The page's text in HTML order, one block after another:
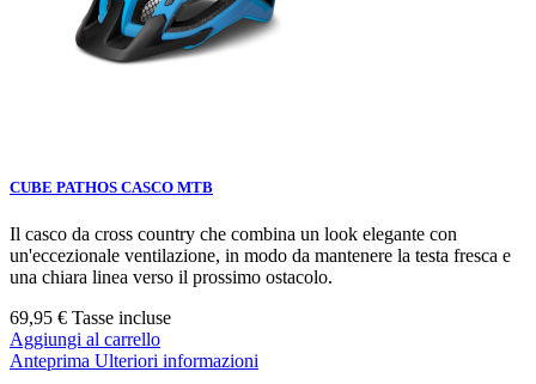
CUBE PATHOS CASCO MTB
Il casco da cross country che combina un look elegante con
un'eccezionale ventilazione, in modo da mantenere la testa fresca e
una chiara linea verso il prossimo ostacolo.
69,95 € Tasse incluse
Aggiungi al carrello
Anteprima Ulteriori informazioni